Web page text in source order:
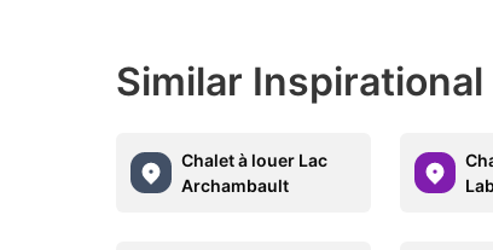
Similar
Chalet à louer Lac
Archambault